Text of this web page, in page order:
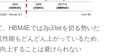
HBM4Eでは2pJ/bitを切る勢いだ
能もどんどん上がっているため、
上することは避けられない